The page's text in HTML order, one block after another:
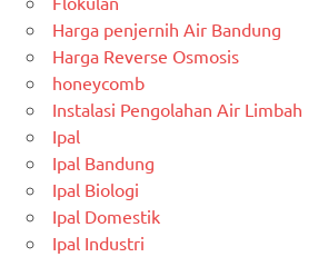
Harga penjernih Air Bandung
Harga Reverse Osmosis
honeycomb
Instalasi Pengolahan Air Limbah
Ipal
Ipal Bandung
Ipal Biologi
Ipal Domestik
Ipal Industri